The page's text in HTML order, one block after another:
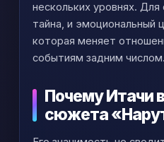
нескольких уровнях.
тайна, и эмоциональный
которая меняет
событиям задним числом.
Почему Итачи
сюжета